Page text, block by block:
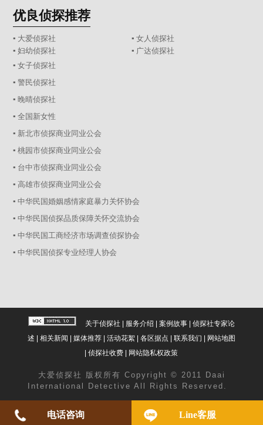
优良侦探推荐
▪ 大爱侦探社
▪ 女人侦探社
▪ 妇幼侦探社
▪ 广达侦探社
▪ 女子侦探社
▪ 警民侦探社
▪ 晚晴侦探社
▪ 全国新女性
▪ 新北市侦探商业同业公会
▪ 桃园市侦探商业同业公会
▪ 台中市侦探商业同业公会
▪ 高雄市侦探商业同业公会
▪ 中华民国婚姻感情家庭暴力关怀协会
▪ 中华民国侦探品质保障关怀交流协会
▪ 中华民国工商经济市场调查侦探协会
▪ 中华民国侦探专业经理人协会
关于侦探社 服务介绍 案例故事| 侦探社专家论
述
相关新闻 媒体推荐| 活动花絮| 各区据点 联系我们
网站地图
|侦探社收费 网站隐私权政策
大爱 侦探社
版权所有 Copyright © 2011 Daai
International Detective All Rights Reserved.
电话咨询 Line客服